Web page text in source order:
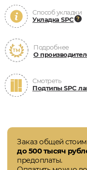
Способ укладки
Укладка SPC
Подробнее
О
Смотреть
Подтипы SPC
Заказ общей
до 500 тысяч
предоплаты.